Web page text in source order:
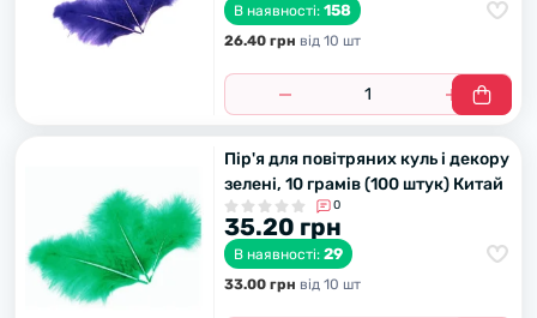
В наявності: 158
26.40 грн вiд 10 шт
Пір'я для повітряних куль і декору
зелені, 10 грамів (100 штук) Китай
0
35.20 грн
В наявності: 29
33.00 грн вiд 10 шт